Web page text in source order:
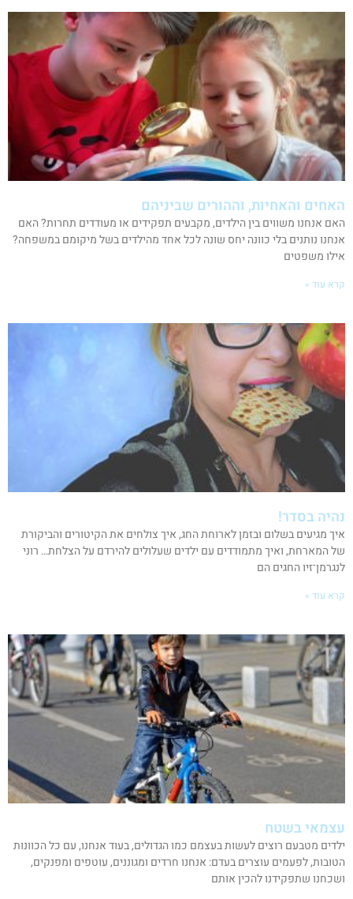
האחים והאחיות, וההורים שביניהם
האם אנחנו משווים בין הילדים, מקבעים תפקידים או מעודדים תחרות? האם
אנחנו נותנים בלי כוונה יחס שונה לכל אחד מהילדים בשל מיקומם במשפחה?
אילו משפטים
קרא עוד »
נהיה בסדר!
איך מגיעים בשלום ובזמן לארוחת החג, איך צולחים את הקיטורים והביקורת
של המארחת, ואיך מתמודדים עם ילדים שעלולים להירדם על הצלחת… רוני
לנגרמן־זיו החגים הם
קרא עוד »
עצמאי בשטח
ילדים מטבעם רוצים לעשות בעצמם כמו הגדולים, בעוד אנחנו, עם כל הכוונות
הטובות, לפעמים עוצרים בעדם: אנחנו חרדים ומגוננים, עוטפים ומפנקים,
ושכחנו שתפקידנו להכין אותם